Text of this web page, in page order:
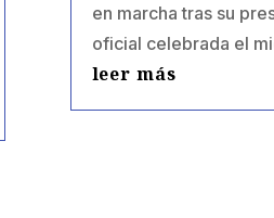
en marcha tras su
oficial celebrada el
leer más